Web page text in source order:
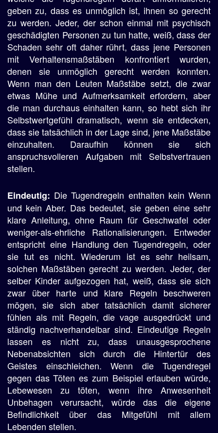
geben zu, dass es unmöglich ist, ihnen so gerecht
zu werden. Jeder, der schon einmal mit psychisch
geschädigten Personen zu tun hatte, weiß, dass der
Schaden sehr oft daher rührt, dass jene Personen
mit Verhaltensmaßstäben konfrontiert wurden,
denen sie unmöglich gerecht werden konnten.
Wenn man den Leuten Maßstäbe setzt, die zwar
etwas Mühe und Aufmerksamkeit erfordern, aber
die man durchaus einhalten kann, so hebt sich ihr
Selbstwertgefühl dramatisch, wenn sie entdecken,
dass sie tatsächlich in der Lage sind, jene Maßstäbe
einzuhalten. Daraufhin können sie sich
anspruchsvolleren Aufgaben mit Selbstvertrauen
stellen.
Eindeutig: Die Tugendregeln enthalten kein Wenn
und kein Aber. Das bedeutet, sie geben eine sehr
klare Anleitung, ohne Raum für Geschwafel oder
weniger-als-ehrliche Rationalisierungen. Entweder
entspricht eine Handlung den Tugendregeln, oder
sie tut es nicht. Wiederum ist es sehr heilsam,
solchen Maßstäben gerecht zu werden. Jeder, der
selber Kinder aufgezogen hat, weiß, dass sie sich
zwar über harte und klare Regeln beschweren
mögen, sie sich aber tatsächlich damit sicherer
fühlen als mit Regeln, die vage ausgedrückt und
ständig nachverhandelbar sind. Eindeutige Regeln
lassen es nicht zu, dass unausgesprochene
Nebenabsichten sich durch die Hintertür des
Geistes einschleichen. Wenn die Tugendregel
gegen das Töten es zum Beispiel erlauben würde,
Lebewesen zu töten, wenn ihre Anwesenheit
Unbehagen verursacht, würde das die eigene
Befindlichkeit über das Mitgefühl mit allem
Lebenden stellen.